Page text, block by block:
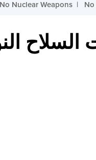
No Nuclear Weapons
السلاح